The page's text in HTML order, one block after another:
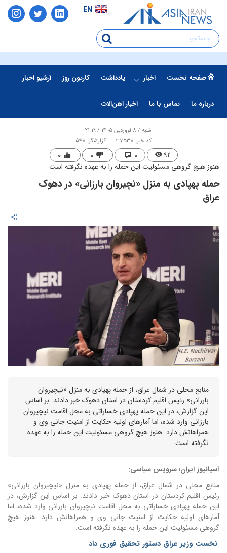
EN
صفحه نخست اخبار یادداشت کارتون روز آرشیو اخبار
درباره ما تماس با ما اخبار آهن‌آلات
شنبه / ۸ فروردین ۱۴۰۵ / ۲۱:۱۹
کد خبر: 37538
گزارشگر: 548
۹۲ ۰ ۰ ۰
هنوز هیچ گروهی مسئولیت این حمله را به عهده نگرفته است
حمله پهپادی به منزل «نچیروان بارزانی» در دهوک
عراق
منابع محلی در شمال عراق، از حمله پهپادی به منزل «نیچیروان
بارزانی» رئیس اقلیم کردستان در استان دهوک خبر دادند. بر اساس
این گزارش، در این حمله پهپادی خساراتی به محل اقامت نیچیروان
بارزانی وارد شده، اما آمارهای اولیه حکایت از امنیت جانی وی و
همراهانش دارد. هنوز هیچ گروهی مسئولیت این حمله را به عهده
نگرفته است.
آسیانیوز ایران؛ سرویس سیاسی:
منابع محلی در شمال عراق، از حمله پهپادی به منزل «نیچیروان بارزانی»
رئیس اقلیم کردستان در استان دهوک خبر دادند. بر اساس این گزارش، در
این حمله پهپادی خساراتی به محل اقامت نیچیروان بارزانی وارد شده، اما
آمارهای اولیه حکایت از امنیت جانی وی و همراهانش دارد. هنوز هیچ
گروهی مسئولیت این حمله را به عهده نگرفته است.
نخست وزیر عراق دستور تحقیق فوری داد